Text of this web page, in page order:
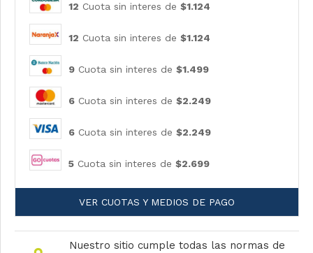
12 Cuota sin interes de $1.124
12 Cuota sin interes de $1.124
9Cuota sin interes de $1.499
6 Cuota sin interes de $2.249
6 Cuota sin interes de $2.249
5Cuota sin interes de $2.699
VER CUOTAS Y MEDIOS DE PAGO
Nuestro sitio cumple todas las normas de